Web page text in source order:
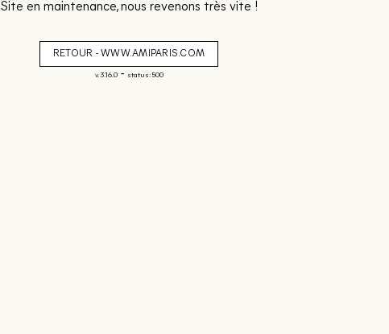
Site en maintenance, nous revenons très vite !
RETOUR - WWW.AMIPARIS.COM
v. 3.16.0- status: 500